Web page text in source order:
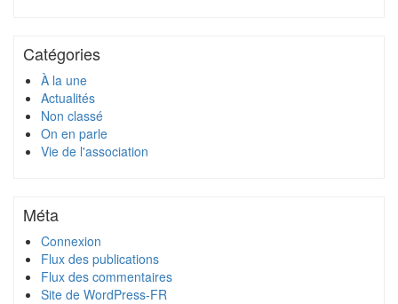
Catégories
À la une
Actualités
Non classé
On en parle
Vie de l'association
Méta
Connexion
Flux des publications
Flux des commentaires
Site de WordPress-FR